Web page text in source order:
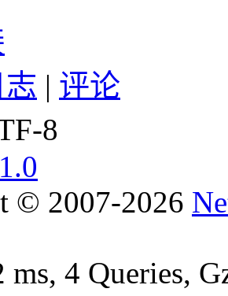
志 | 评论
8
© 2007-2026
ms, 4 Queries,